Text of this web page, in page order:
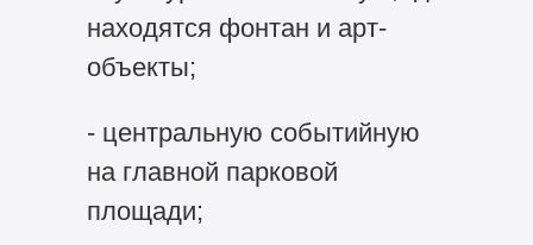
находятся фонтан и арт-
объекты;
- центральную событийную
на главной парковой
площади;